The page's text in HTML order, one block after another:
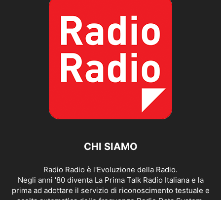
CHI SIAMO
Radio Radio è l'Evoluzione della Radio.
Negli anni '80 diventa La Prima Talk Radio Italiana e la
prima ad adottare il servizio di riconoscimento testuale e